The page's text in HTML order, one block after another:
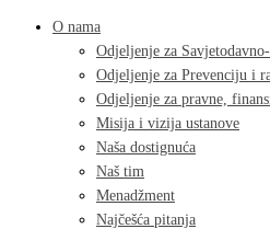
O nama
Odjeljenje za
Odjeljenje za Prevenciju i
Odjeljenje za pravne,
Misija i vizija ustanove
Naša dostignuća
Naš tim
Menadžment
Najčešća pitanja